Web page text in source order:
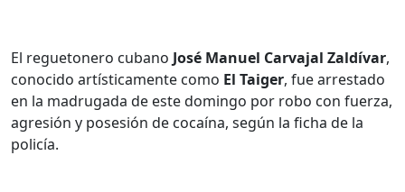
El reguetonero cubano José Manuel Carvajal Zaldívar,
conocido artísticamente como El Taiger, fue arrestado
en la madrugada de este domingo por robo con fuerza,
agresión y posesión de cocaína, según la ficha de la
policía.